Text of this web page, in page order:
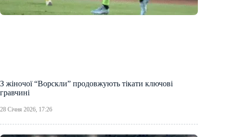
З жіночої “Ворскли” продовжують тікати ключові
гравчині
28 Січня 2026, 17:26